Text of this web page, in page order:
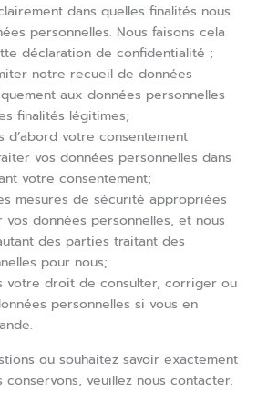
dans quelles finalités nous
personnelles. Nous faisons cela
déclaration de confidentialité ;
notre recueil de données
aux données personnelles
finalités légitimes;
d’abord votre consentement
vos données personnelles dans
votre consentement;
mesures de sécurité appropriées
données personnelles, et nous
des parties traitant des
pour nous;
votre droit de consulter, corriger ou
personnelles si vous en
ou souhaitez savoir exactement
conservons, veuillez nous contacter.